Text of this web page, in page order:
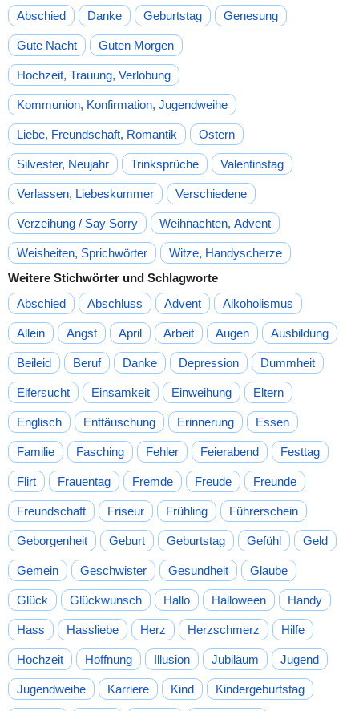
Abschied Danke Geburtstag Genesung
Gute Nacht Guten Morgen
Hochzeit, Trauung, Verlobung
Kommunion, Konfirmation, Jugendweihe
Liebe, Freundschaft, Romantik Ostern
Silvester, Neujahr Trinksprüche Valentinstag
Verlassen, Liebeskummer Verschiedene
Verzeihung / Say Sorry Weihnachten, Advent
Weisheiten, Sprichwörter
Witze, Handyscherze
Weitere Stichwörter und Schlagworte
Abschied
Abschluss Advent Alkoholismus
Allein Angst April Arbeit Augen Ausbildung
Beileid Beruf Danke Depression Dummheit
Eifersucht Einsamkeit Einweihung Eltern
Englisch Enttäuschung Erinnerung Essen
Familie Fasching Fehler Feierabend Festtag
Flirt Frauentag Fremde Freude Freunde
Freundschaft Friseur Frühling Führerschein
Geborgenheit Geburt Geburtstag Gefühl Geld
Gemein Geschwister Gesundheit Glaube
Glück Glückwunsch Hallo Halloween Handy
Hass Hassliebe Herz Herzschmerz Hilfe
Hochzeit Hoffnung Illusion Jubiläum Jugend
Jugendweihe Karriere Kind Kindergeburtstag